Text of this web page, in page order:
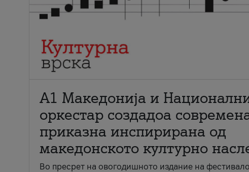
А1 Македонија и
оркестар создадоа
приказна инспирирана од
македонското културно
Во пресрет на овогодишното издание на